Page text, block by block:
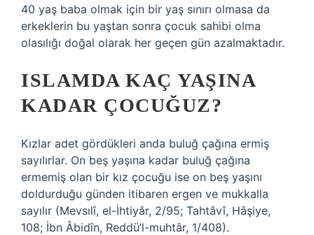
40 yaş baba olmak için bir yaş sınırı olmasa da
erkeklerin bu yaştan sonra çocuk sahibi olma
olasılığı doğal olarak her geçen gün azalmaktadır.
ISLAMDA KAÇ YAŞINA
KADAR ÇOCUĞUZ?
Kızlar adet gördükleri anda buluğ çağına ermiş
sayılırlar. On beş yaşına kadar buluğ çağına
ermemiş olan bir kız çocuğu ise on beş yaşını
doldurduğu günden itibaren ergen ve mukkalla
sayılır (Mevsılî, el-İhtiyâr, 2/95; Tahtâvî, Hâşiye,
108; İbn Âbidîn, Reddü’l-muhtâr, 1/408).